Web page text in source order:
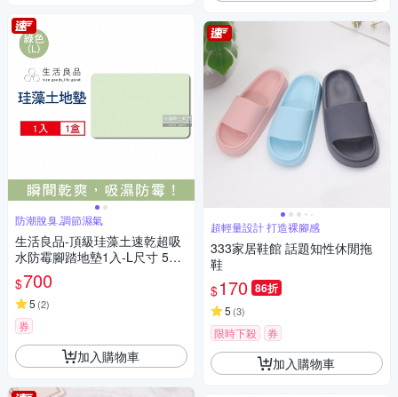
防潮脫臭,調節濕氣
生活良品-頂級珪藻土速乾超吸
水防霉腳踏地墊1入-L尺寸 5款
可選 (珪藻土地墊,腳踏墊,地墊,
吸水墊)
$700
5 (2)
券
加入購物車
超輕量設計 打造裸腳感
333家居鞋館 話題知性休閒拖
鞋
$170 86折
5 (3)
限時下殺 券
加入購物車